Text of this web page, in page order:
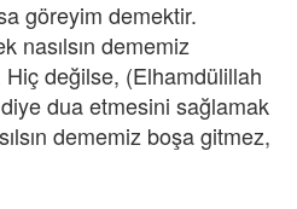
göreyim demektir.
nasılsın dememiz
değilse, (Elhamdülillah
dua etmesini sağlamak
dememiz boşa gitmez,